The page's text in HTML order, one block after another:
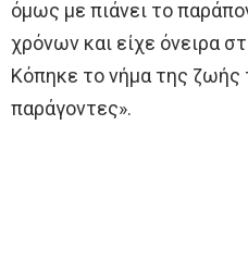
όμως με πιάνει το
χρόνων και είχε όνειρα
Κόπηκε το νήμα της ζωής
παράγοντες».